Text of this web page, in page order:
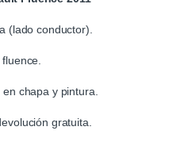
(lado conductor).
chapa y pintura.
gratuita.